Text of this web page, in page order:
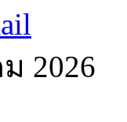
2026